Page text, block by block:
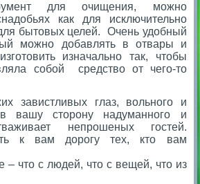
для очищения, можно
как для исключительно
бытовых целей. Очень удобный
можно добавлять в отвары и
изначально так, чтобы
собой средство от чего-то
завистливых глаз, вольного и
вашу сторону надуманного и
непрошеных гостей.
к вам дорогу тех, кто вам
– что с людей, что с вещей, что из